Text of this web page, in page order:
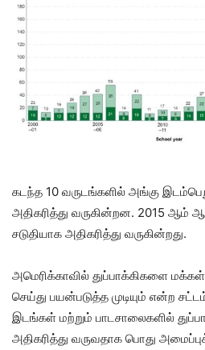
கடந்த 10 வருடங்களில் அங்கு
அதிகரித்து வருகின்றன. 2015 ஆம்
சடுதியாக அதிகரித்து வருகின்றது.
அமெரிக்காவில் துப்பாக்கிகளை
செய்து பயன்படுத்த முடியும் என்ற
இடங்கள் மற்றும் பாடசாலைகளில்
அதிகரித்து வருவதாக பொது